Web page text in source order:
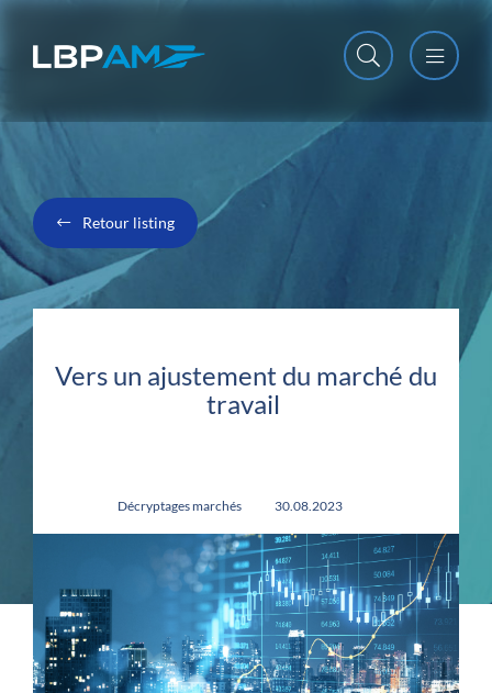
Open
Close
Retour listing
Vers un ajustement du marché du
travail
Décryptages marchés 30.08.2023